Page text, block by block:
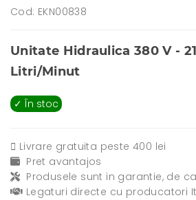
Cod: EKN00838
Unitate Hidraulica 380 V -
Litri/Minut
✓ În stoc
Livrare gratuita peste 400 lei
Pret avantajos
Produsele sunt in garantie, de
Legaturi directe cu producatori